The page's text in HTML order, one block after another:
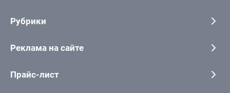
Рубрики
Реклама на сайте
Прайс-лист